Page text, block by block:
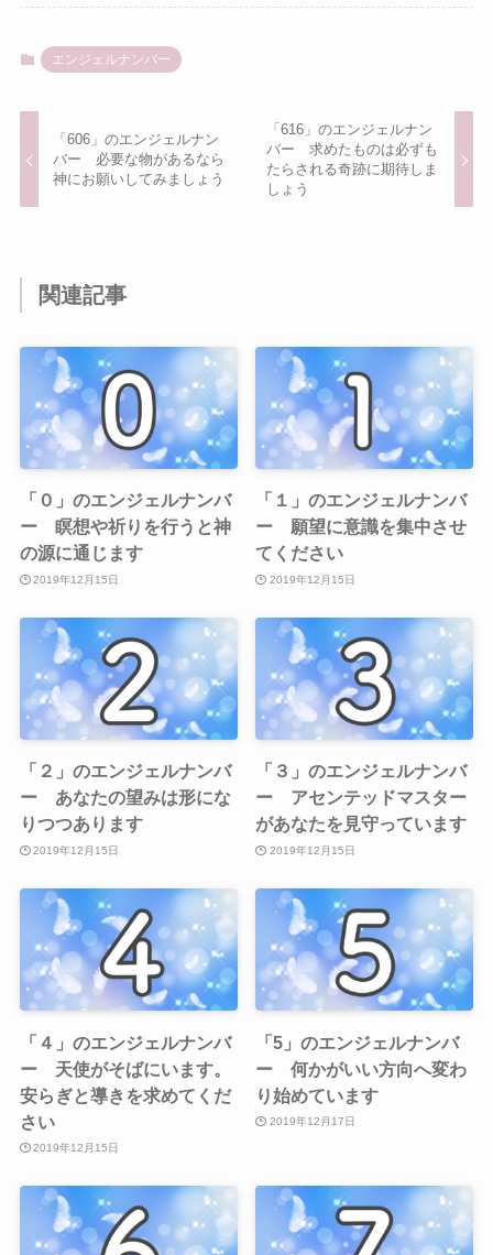
エンジェルナンバー
「606」のエンジェルナン
バー 必要な物があるなら
神にお願いしてみましょう
「616」のエンジェルナン
バー 求めたものは必ずも
たらされる奇跡に期待しま
しょう
関連記事
「０」のエンジェルナンバ
ー 瞑想や祈りを行うと神
の源に通じます
2019年12月15日
「１」のエンジェルナンバ
ー 願望に意識を集中させ
てください
2019年12月15日
「２」のエンジェルナンバ
ー あなたの望みは形にな
りつつあります
2019年12月15日
「３」のエンジェルナンバ
ー アセンテッドマスター
があなたを見守っています
2019年12月15日
「４」のエンジェルナンバ
ー 天使がそばにいます。
安らぎと導きを求めてくだ
さい
2019年12月15日
「5」のエンジェルナンバ
ー 何かがいい方向へ変わ
り始めています
2019年12月17日